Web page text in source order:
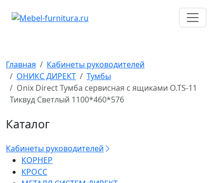
Главная
Кабинеты руководителей
ОНИКС ДИРЕКТ
Тумбы
Onix Direct Тумба сервисная с ящиками O.TS-11
Тиквуд Светлый 1100*460*576
Каталог
Кабинеты руководителей
КОРНЕР
КРОСС